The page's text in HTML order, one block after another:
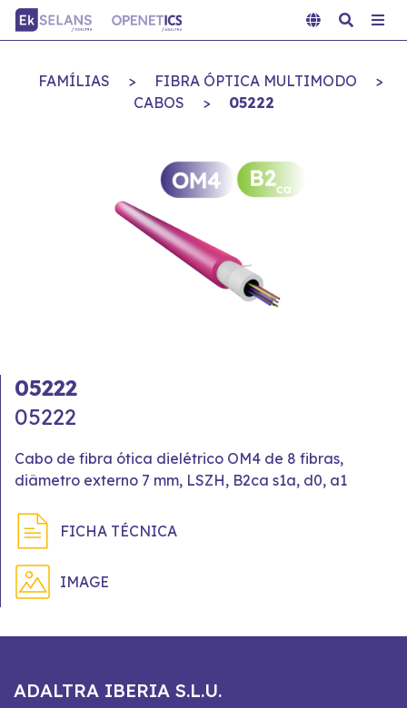
FAMÍLIAS > FIBRA ÓPTICA MULTIMODO
>
CABOS
> 05222
05222
05222
Cabo de fibra ótica dielétrico OM4 de 8 fibras,
diâmetro externo 7 mm, LSZH, B2ca s1a, d0, a1
FICHA TÉCNICA
IMAGE
ADALTRA IBERIA S.L.U.